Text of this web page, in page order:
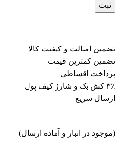
ثبت
تضمین اصالت و کیفیت کالا
تضمین کمترین قیمت
پرداخت اقساطی
۳٪ کش بک و شارژ کیف پول
ارسال سریع
(موجود در انبار و آماده ارسال)